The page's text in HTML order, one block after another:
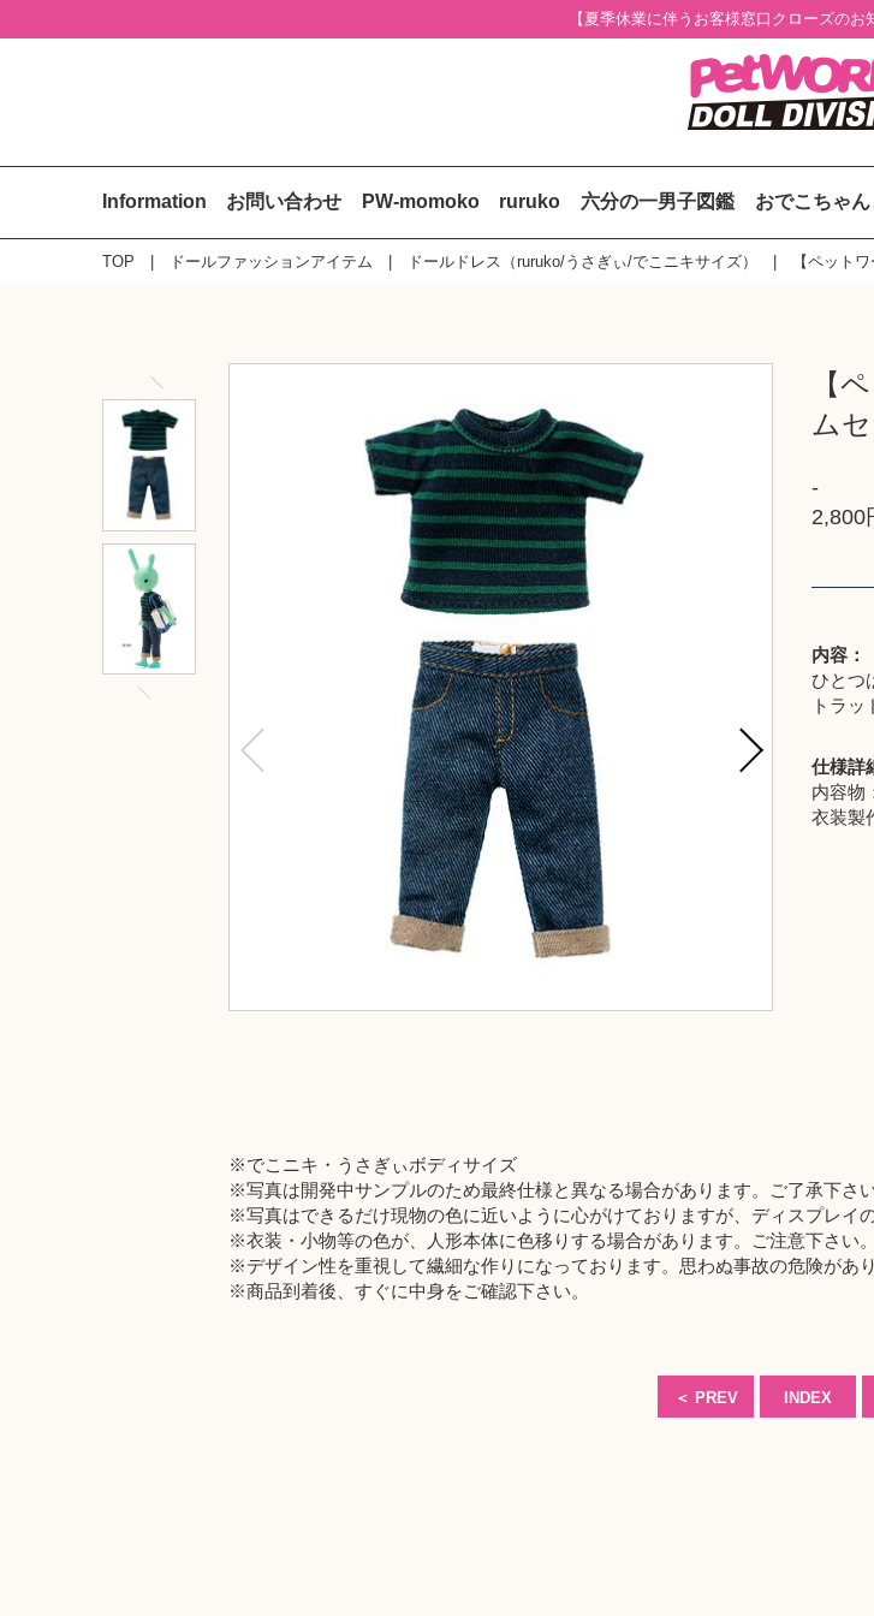
【夏季休業に伴うお客様窓口クローズのお
Information お問い合わせ PW-momoko ruruko 六分の一男子図鑑 おでこちゃ
TOP ドールファッションアイテム ドールドレス（ruruko/うさぎぃ/でこニキサイズ） 【ペット
【
ム
-
2,800
内容：
ひとつ
トラッ
仕様詳
内容物
衣装製
※でこニキ・うさぎぃボディサイズ
※写真は開発中サンプルのため最終仕様と異なる場合があります。ご了承下さい
※写真はできるだけ現物の色に近いように心がけておりますが、ディスプレイ
※衣装・小物等の色が、人形本体に色移りする場合があります。ご注意下さい。
※デザイン性を重視して繊細な作りになっております。思わぬ事故の危険があ
※商品到着後、すぐに中身をご確認下さい。
＜ PREV INDEX